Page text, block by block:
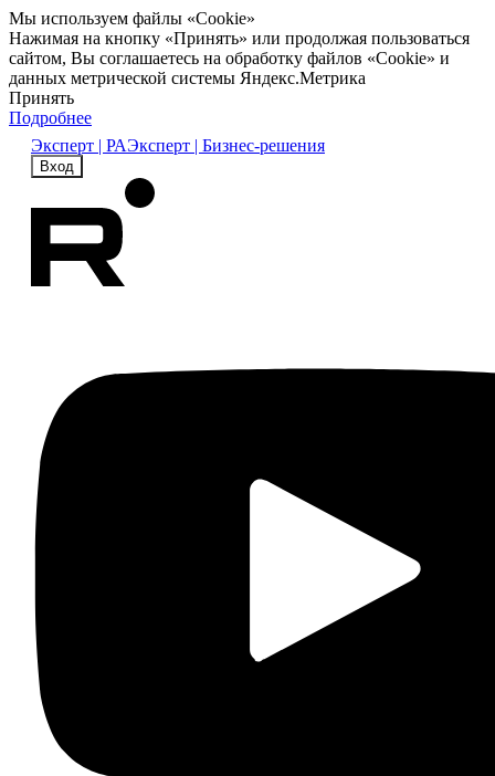
Мы используем файлы «Cookie»
Нажимая на кнопку «Принять» или продолжая пользоваться
сайтом, Вы соглашаетесь на обработку файлов «Cookie» и
данных метрической системы Яндекс.Метрика
Принять
Подробнее
Эксперт | РАЭксперт | Бизнес-решения
Вход